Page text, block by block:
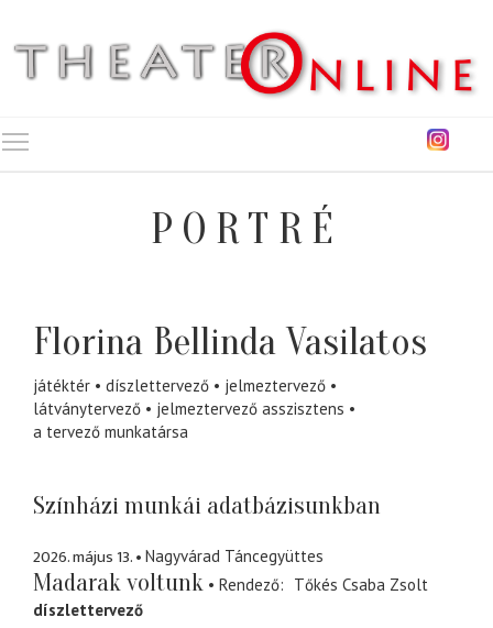
PORTRÉ
Florina Bellinda Vasilatos
játéktér díszlettervező
jelmeztervező
látványtervező
jelmeztervező asszisztens
a tervező munkatársa
Színházi munkái adatbázisunkban
2026. május 13. Nagyvárad Táncegyüttes
Madarak voltunk Rendező
Tőkés Csaba Zsolt
díszlettervező